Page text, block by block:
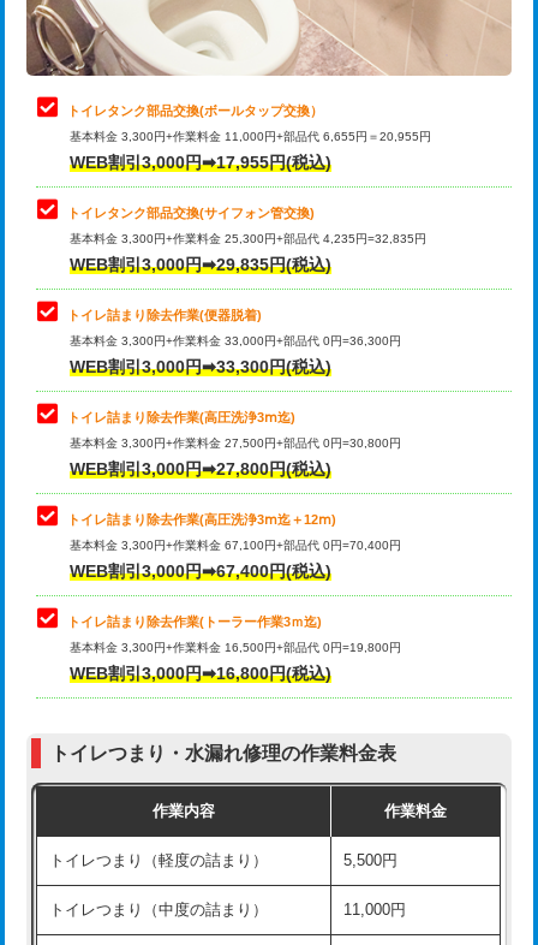
トイレタンク部品交換(ボールタップ交換）
基本料金 3,300円+作業料金 11,000円+部品代 6,655円＝20,955円
WEB割引3,000円➡17,955円(税込)
トイレタンク部品交換(サイフォン管交換)
基本料金 3,300円+作業料金 25,300円+部品代 4,235円=32,835円
WEB割引3,000円➡29,835円(税込)
トイレ詰まり除去作業(便器脱着)
基本料金 3,300円+作業料金 33,000円+部品代 0円=36,300円
WEB割引3,000円➡33,300円(税込)
トイレ詰まり除去作業(高圧洗浄3ⅿ迄)
基本料金 3,300円+作業料金 27,500円+部品代 0円=30,800円
WEB割引3,000円➡27,800円(税込)
トイレ詰まり除去作業(高圧洗浄3ⅿ迄＋12ⅿ)
基本料金 3,300円+作業料金 67,100円+部品代 0円=70,400円
WEB割引3,000円➡67,400円(税込)
トイレ詰まり除去作業(トーラー作業3ｍ迄)
基本料金 3,300円+作業料金 16,500円+部品代 0円=19,800円
WEB割引3,000円➡16,800円(税込)
トイレつまり・水漏れ修理の作業料金表
作業内容 作業料金
トイレつまり（軽度の詰まり） 5,500円
トイレつまり（中度の詰まり） 11,000円